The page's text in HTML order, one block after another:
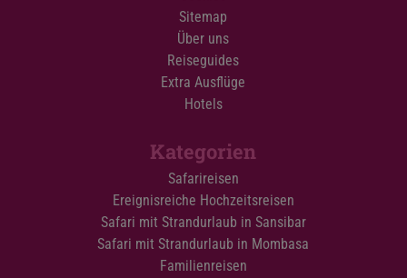
Sitemap
Über uns
Reiseguides
Extra Ausflüge
Hotels
Kategorien
Safarireisen
Ereignisreiche Hochzeitsreisen
Safari mit Strandurlaub in Sansibar
Safari mit Strandurlaub in Mombasa
Familienreisen